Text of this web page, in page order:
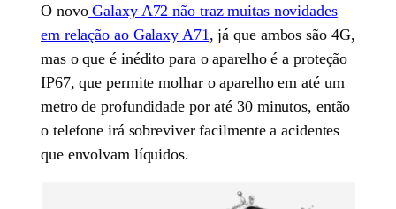
O novoGalaxy A72 não traz muitas novidades
em relação ao Galaxy A71 , já que ambos são 4G,
mas o que é inédito para o aparelho é a proteção
IP67, que permite molhar o aparelho em até um
metro de profundidade por até 30 minutos, então
o telefone irá sobreviver facilmente a acidentes
que envolvam líquidos.